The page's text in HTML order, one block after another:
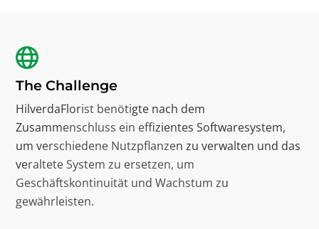
The Challenge
HilverdaFlorist benötigte nach dem
Zusammenschluss ein effizientes Softwaresystem,
um verschiedene Nutzpflanzen zu verwalten und das
veraltete System zu ersetzen, um
Geschäftskontinuität und Wachstum zu
gewährleisten.